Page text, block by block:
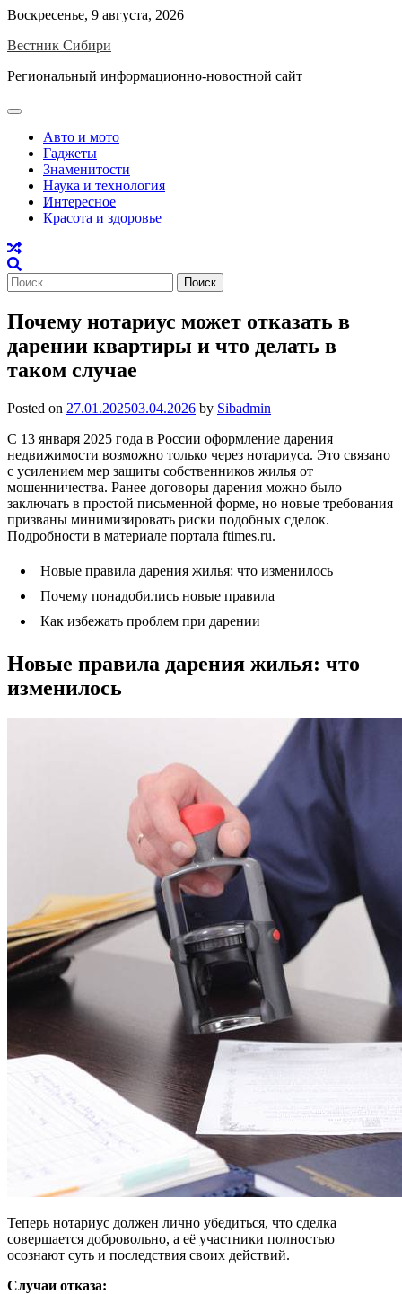
Skip
content
Воскресенье, 9 августа, 2026
Вестник Сибири
Региональный информационно-новостной сайт
Авто и мото
Гаджеты
Знаменитости
Наука и технология
Интересное
Красота и здоровье
Найти:
Почему нотариус может отказать в
дарении квартиры и что делать в
таком случае
Posted on 27.01.202503.04.2026 by Sibadmin
С 13 января 2025 года в России оформление дарения
недвижимости возможно только через нотариуса. Это связано
с усилением мер защиты собственников жилья от
мошенничества. Ранее договоры дарения можно было
заключать в простой письменной форме, но новые требования
призваны минимизировать риски подобных сделок.
Подробности в материале портала ftimes.ru.
Новые правила дарения жилья: что изменилось
Почему понадобились новые правила
Как избежать проблем при дарении
Новые правила дарения жилья: что
изменилось
Теперь нотариус должен лично убедиться, что сделка
совершается добровольно, а её участники полностью
осознают суть и последствия своих действий.
Случаи отказа: